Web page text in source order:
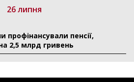
26 липня
пенсії,
2,5 млрд гривень